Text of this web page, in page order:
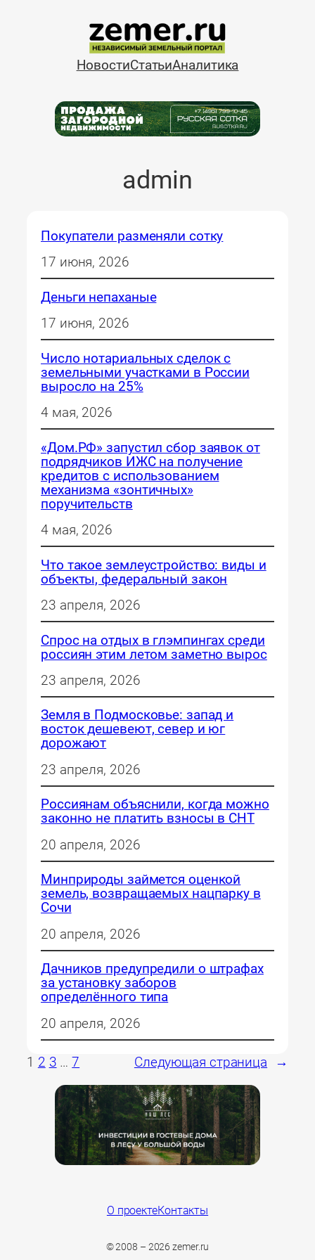
содержимому
НовостиСтатьиАналитика
admin
Покупатели разменяли сотку
17 июня, 2026
Деньги непаханые
17 июня, 2026
Число нотариальных сделок с
земельными участками в России
выросло на 25%
4 мая, 2026
«Дом.РФ» запустил сбор заявок от
подрядчиков ИЖС на получение
кредитов с использованием
механизма «зонтичных»
поручительств
4 мая, 2026
Что такое землеустройство: виды и
объекты, федеральный закон
23 апреля, 2026
Спрос на отдых в глэмпингах среди
россиян этим летом заметно вырос
23 апреля, 2026
Земля в Подмосковье: запад и
восток дешевеют, север и юг
дорожают
23 апреля, 2026
Россиянам объяснили, когда можно
законно не платить взносы в СНТ
20 апреля, 2026
Минприроды займется оценкой
земель, возвращаемых нацпарку в
Сочи
20 апреля, 2026
Дачников предупредили о штрафах
за установку заборов
определённого типа
20 апреля, 2026
1 2 3 … 7 Следующая страница →
О проектеКонтакты
© 2008 – 2026 zemer.ru